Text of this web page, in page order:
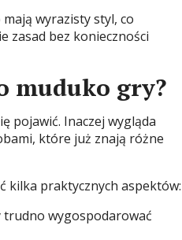
wyrazisty styl, co
zasad bez konieczności
muduko gry?
pojawić. Inaczej wygląda
które już znają różne
kilka praktycznych aspektów:
trudno wygospodarować